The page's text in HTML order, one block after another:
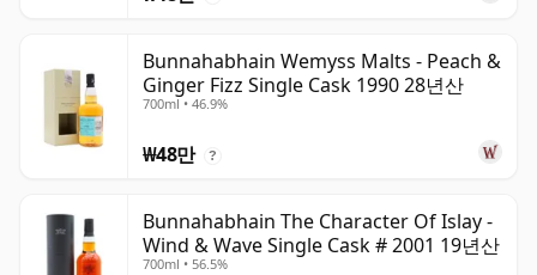
Bunnahabhain Wemyss Malts - Peach &
Ginger Fizz Single Cask 1990 28년산
700ml • 46.9%
₩48만 ?
Bunnahabhain The Character Of Islay -
Wind & Wave Single Cask # 2001 19년산
700ml • 56.5%